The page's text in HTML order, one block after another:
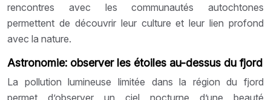
rencontres avec les communautés autochtones
permettent de découvrir leur culture et leur lien profond
avec la nature.
Astronomie: observer les étoiles au-dessus du fjord
La pollution lumineuse limitée dans la région du fjord
permet d’observer un ciel nocturne d’une beauté